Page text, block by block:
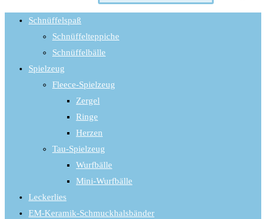
Schnüffelspaß
Schnüffelteppiche
Schnüffelbälle
Spielzeug
Fleece-Spielzeug
Zergel
Ringe
Herzen
Tau-Spielzeug
Wurfbälle
Mini-Wurfbälle
Leckerlies
EM-Keramik-Schmuckhalsbänder